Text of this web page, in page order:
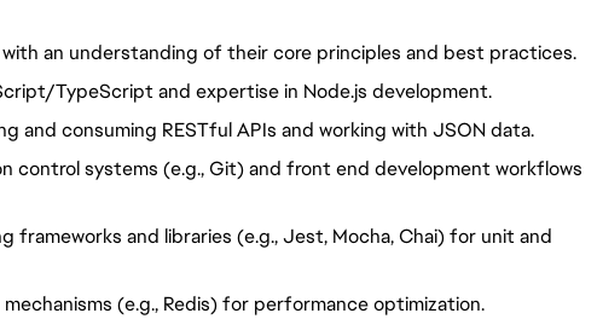
with an understanding of their core principles and best practices.
TypeScript and expertise in Node.js development.
and consuming RESTful APIs and working with JSON data.
control systems (e.g., Git) and front end development workflows
frameworks and libraries (e.g., Jest, Mocha, Chai) for unit and
(e.g., Redis) for performance optimization.